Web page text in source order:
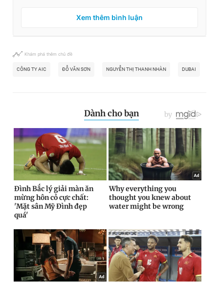
Xem thêm bình luận
Khám phá thêm chủ đề
CÔNG TY AIC ĐỖ VĂN SƠN NGUYỄN THỊ THANH NHÀN DUBAI